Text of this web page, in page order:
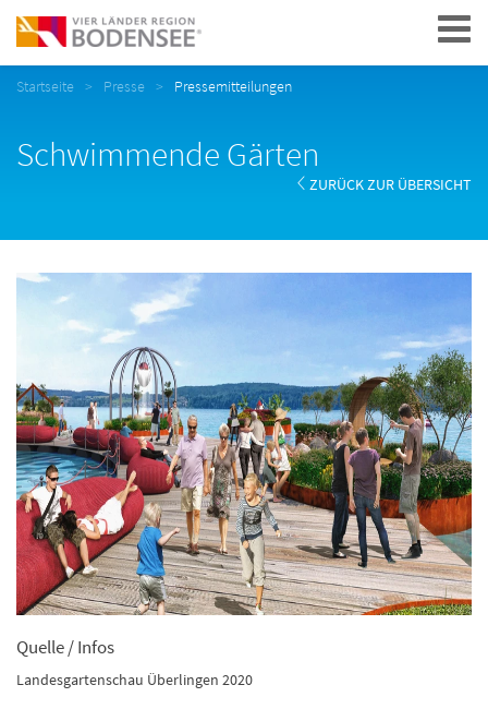
Navigation
Startseite Presse Pressemitteilungen
Schwimmende Gärten
ZURÜCK ZUR ÜBERSICHT
Quelle / Infos
Landesgartenschau Überlingen 2020